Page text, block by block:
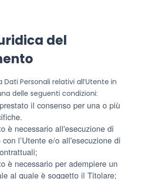
del
Personali relativi all’Utente in
delle seguenti condizioni:
il consenso per una o più
è necessario all'esecuzione di
l’Utente e/o all'esecuzione di
è necessario per adempiere un
al quale è soggetto il Titolare;